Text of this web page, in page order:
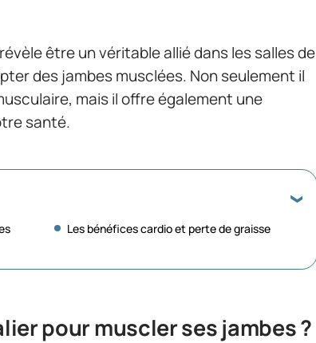
être un véritable allié dans les salles de
des jambes musclées. Non seulement il
mais il offre également une
santé.
Les bénéfices cardio et perte de graisse
pour muscler ses jambes ?